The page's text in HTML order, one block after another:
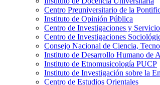
Centro Preuniversitario de la
Instituto de Opinión Pública
Centro de Investigaciones y
Centro de Investigaciones
Consejo Nacional de Ciencia,
Instituto de Desarrollo Humano
Instituto de Etnomusicología PUCP
Instituto de Investigación sobre la
Centro de Estudios Orientales